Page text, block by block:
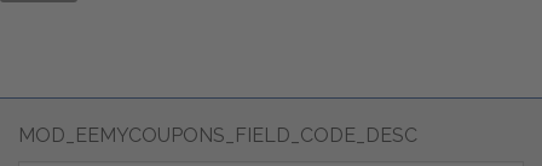
MOD_EEMYCOUPONS_FIELD_CODE_DESC